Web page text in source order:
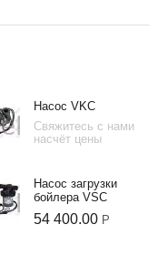
Насос VKC
Свяжитесь с нами
насчёт цены
Насос загрузки
бойлера VSC
54 400.00 Р